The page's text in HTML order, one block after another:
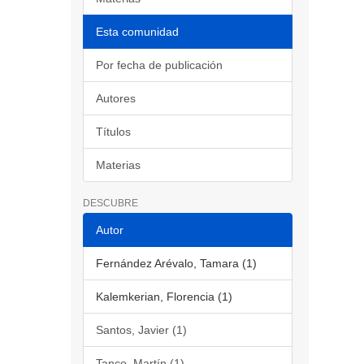
Esta comunidad
Por fecha de publicación
Autores
Títulos
Materias
DESCUBRE
Autor
Fernández Arévalo, Tamara (1)
Kalemkerian, Florencia (1)
Santos, Javier (1)